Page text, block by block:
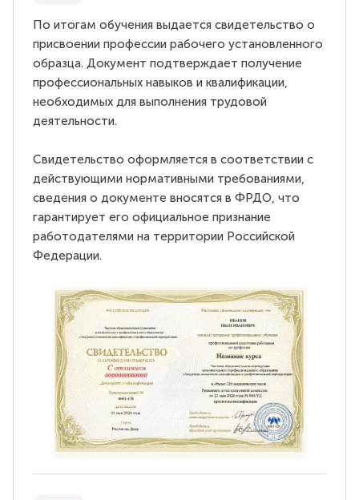
По итогам обучения выдается свидетельство о
присвоении профессии рабочего установленного
образца. Документ подтверждает получение
профессиональных навыков и квалификации,
необходимых для выполнения трудовой
деятельности.
Свидетельство оформляется в соответствии с
действующими нормативными требованиями,
сведения о документе вносятся в ФРДО, что
гарантирует его официальное признание
работодателями на территории Российской
Федерации.